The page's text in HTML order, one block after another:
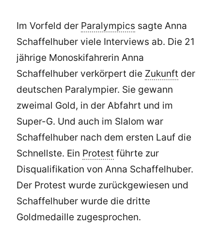
Im Vorfeld der Paralympics sagte Anna
Schaffelhuber viele Interviews ab. Die 21
jährige Monoskifahrerin Anna
Schaffelhuber verkörpert die Zukunft der
deutschen Paralympier. Sie gewann
zweimal Gold, in der Abfahrt und im
Super-G. Und auch im Slalom war
Schaffelhuber nach dem ersten Lauf die
Schnellste. Ein Protest führte zur
Disqualifikation von Anna Schaffelhuber.
Der Protest wurde zurückgewiesen und
Schaffelhuber wurde die dritte
Goldmedaille zugesprochen.